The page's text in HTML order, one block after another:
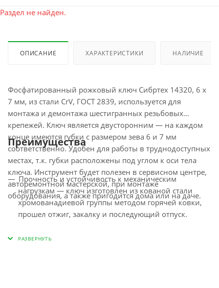
Раздел не найден.
ОПИСАНИЕ ХАРАКТЕРИСТИКИ НАЛИЧИЕ
Фосфатированный рожковый ключ Сибртех 14320, 6 x
7 мм, из стали CrV, ГОСТ 2839, используется для
монтажа и демонтажа шестигранных резьбовых
крепежей. Ключ является двусторонним — на каждом
конце имеются губки с размером зева 6 и 7 мм
соответственно. Удобен для работы в труднодоступных
местах, т.к. губки расположены под углом к оси тела
ключа. Инструмент будет полезен в сервисном центре,
авторемонтной мастерской, при монтаже
оборудования, а также пригодится дома или на даче.
Преимущества
Прочность и устойчивость к механическим
нагрузкам — ключ изготовлен из кованой стали
хромованадиевой группы методом горячей ковки,
прошел отжиг, закалку и последующий отпуск.
частей составляет 42-47 HRC, что соответствует